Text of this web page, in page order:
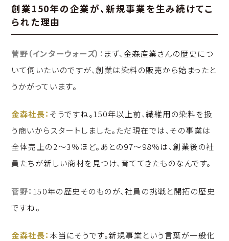
創業150年の企業が、新規事業を生み続けてこ
られた理由
菅野（インターウォーズ）： まず、金森産業さんの歴史につ
いて伺いたいのですが、創業は染料の販売から始まったと
うかがっています。
金森社長： そうですね。150年以上前、繊維用の染料を扱
う商いからスタートしました。ただ現在では、その事業は
全体売上の2〜3％ほど。あとの97〜98％は、創業後の社
員たちが新しい商材を見つけ、育ててきたものなんです。
菅野： 150年の歴史そのものが、社員の挑戦と開拓の歴史
ですね。
金森社長： 本当にそうです。新規事業という言葉が一般化